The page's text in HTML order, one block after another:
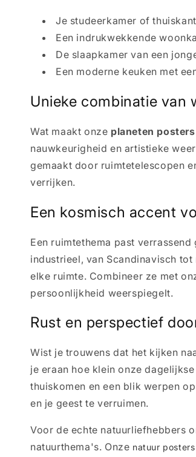
Je studeerkamer of
Een indrukwekkende
De slaapkamer van een
Een moderne keuken met
Unieke combinatie van
Wat maakt onze planeten posters
nauwkeurigheid en artistieke
gemaakt door ruimtetelescopen
verrijken.
Een kosmisch accent
Een ruimtethema past
industrieel, van Scandinavisch
elke ruimte. Combineer ze met
persoonlijkheid weerspiegelt.
Rust en perspectief
Wist je trouwens dat het kijken
je eraan hoe klein onze
thuiskomen en een blik werpen
en je geest te verruimen.
Voor de echte natuurliefhebbers
natuurthema's. Onze natuur posters